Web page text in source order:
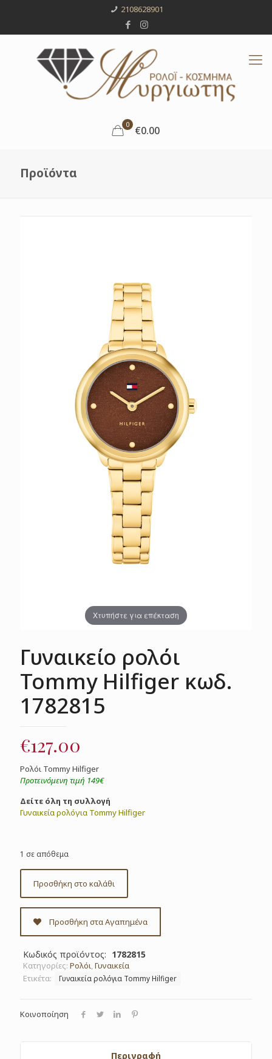
2108628901
0 €0.00
Προϊόντα
Χτυπήστε για επέκταση
Γυναικείο ρολόι
Tommy Hilfiger κωδ.
1782815
€127.00
Ρολόι Tommy Hilfiger
Προτεινόμενη τιμή 149€
Δείτε όλη τη συλλογή
Γυναικείαρολόγια Tommy Hilfiger
1 σε απόθεμα
Προσθήκη στο καλάθι
Προσθήκη στα Αγαπημένα
Κωδικός προϊόντος: 1782815
Κατηγορίες: Ρολόι,Γυναικεία
Ετικέτα:
Γυναικεία ρολόγια Tommy Hilfiger
Κοινοποίηση
Περιγραφή